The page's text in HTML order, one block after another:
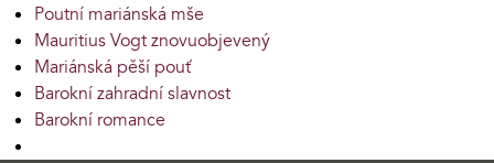
Poutní mariánská mše
Mauritius Vogt znovuobjevený
Mariánská pěší pouť
Barokní zahradní slavnost
Barokní romance